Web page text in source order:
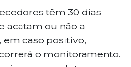
têm 30 dias
acatam ou não a
em caso positivo,
o monitoramento.